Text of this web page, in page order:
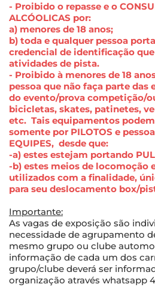
- Proibido o repasse e o
ALCÓOLICAS por:
a) menores de 18 anos;
b) toda e qualquer pessoa
credencial de identificação
atividades de pista.
- Proibido à menores de 18
pessoa que não faça parte
do evento/prova competição/
bicicletas, skates, patinetes,
etc. Tais equipamentos
somente por PILOTOS e
EQUIPES, desde que:
-a) estes estejam portando
-b) estes meios de locomoção
utilizados com a finalidade,
para seu deslocamento box/
Importante:
As vagas de exposição são
necessidade de agrupamento
mesmo grupo ou clube
informação de cada um dos
grupo/clube deverá ser
organização através whatsapp